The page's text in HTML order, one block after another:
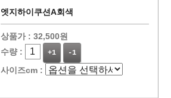
엣지하이쿠션A회색
상품가 : 32,500원
수량 :
+1 -1
사이즈cm :